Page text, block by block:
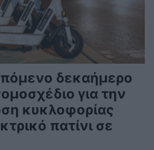
δεκαήμερο
για την
κυκλοφορίας
πατίνι σε